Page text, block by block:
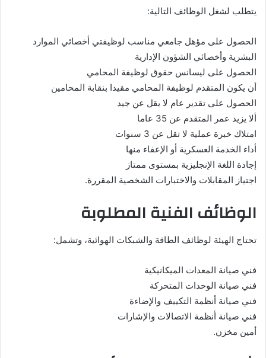
يتطلب لشغل الوظائف التالية:
الحصول على مؤهل جامعي مناسب لوظيفتي أخصائي الموارد
البشرية وأخصائي الشؤون الإدارية
الحصول على ليسانس حقوق لوظيفة المحامي
أن يكون المتقدم لوظيفة المحامي مقيدا بنقابة المحامين
الحصول على تقدير عام لا يقل عن جيد
ألا يزيد عمر المتقدم عن 35 عاما
امتلاك خبرة عملية لا تقل عن 3 سنوات
أداء الخدمة العسكرية أو الإعفاء منها
إجادة اللغة الإنجليزية بمستوى ممتاز
اجتياز المقابلات والاختبارات الشخصية المقررة.
الوظائف الفنية المطلوبة
تحتاج الهيئة لوظائف الطاقة والشبكات الهوائية، وتشمل:
فني صيانة المعدات الميكانيكية
فني صيانة الوحدات المتحركة
فني صيانة أنظمة التكييف والإضاءة
فني صيانة أنظمة الاتصالات والإشارات
أمين مخزن.